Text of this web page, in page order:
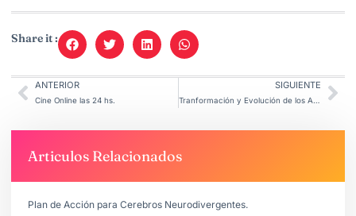
Share it :
ANTERIOR
Cine Online las 24 hs.
SIGUIENTE
Articulos Relacionados
Plan de Acción para Cerebros Neurodivergentes.